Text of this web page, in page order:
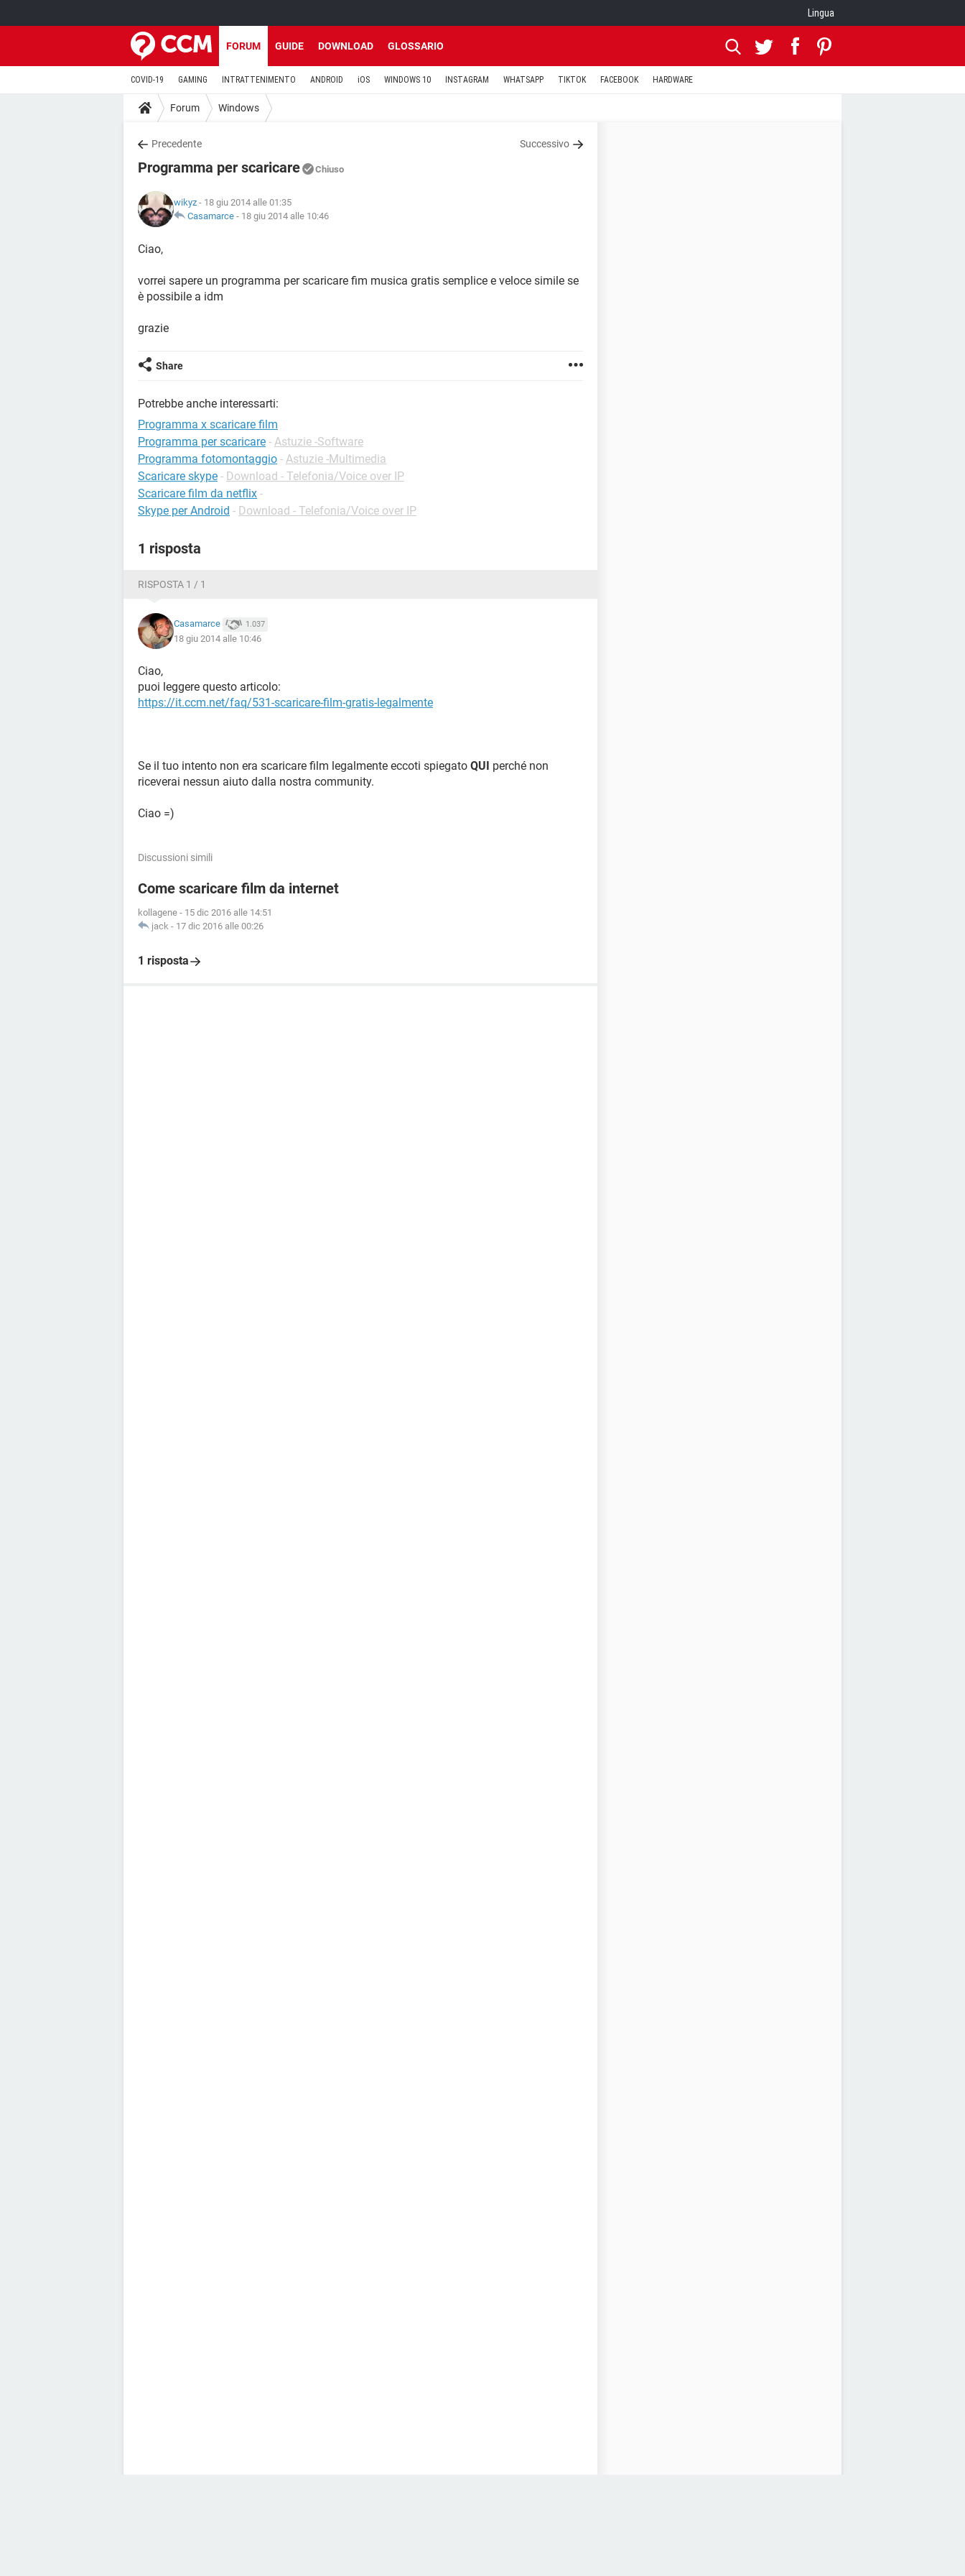
Lingua
FORUM GUIDE DOWNLOAD GLOSSARIO
COVID-19 GAMING INTRATTENIMENTO ANDROID iOS WINDOWS 10 INSTAGRAM WHATSAPP TIKTOK FACEBOOK HARDWARE
Forum Windows
Precedente Successivo
Programma per scaricare Chiuso
wikyz - 18 giu 2014 alle 01:35
Casamarce - 18 giu 2014 alle 10:46
Ciao,
vorrei sapere un programma per scaricare fim musica gratis semplice e veloce simile se
è possibile a idm
grazie
Share
Potrebbe anche interessarti:
Programma x scaricare film
Programma per scaricare - Astuzie -Software
Programma fotomontaggio - Astuzie -Multimedia
Scaricare skype - Download - Telefonia/Voice over IP
Scaricare film da netflix -
Skype per Android - Download - Telefonia/Voice over IP
1 risposta
RISPOSTA 1 / 1
Casamarce 1.037
18 giu 2014 alle 10:46
Ciao,
puoi leggere questo articolo:
https://it.ccm.net/faq/531-scaricare-film-gratis-legalmente
Se il tuo intento non era scaricare film legalmente eccoti spiegato QUI perché non
riceverai nessun aiuto dalla nostra community.
Ciao =)
Discussioni simili
Come scaricare film da internet
kollagene - 15 dic 2016 alle 14:51
jack - 17 dic 2016 alle 00:26
1 risposta